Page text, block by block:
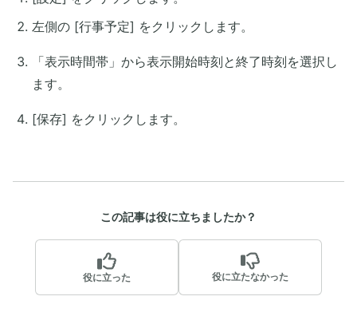
左側の [行事予定] をクリックします。
「表示時間帯」から表示開始時刻と終了時刻を選択し
ます。
[保存] をクリックします。
この記事は役に立ちましたか？
役に立った 役に立たなかった